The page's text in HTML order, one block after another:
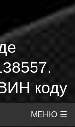
коду
МЕНЮ ☰